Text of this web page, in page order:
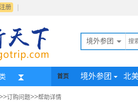
|
注册
境外参团
首页 境外参团 北
订购问题>>帮助详情